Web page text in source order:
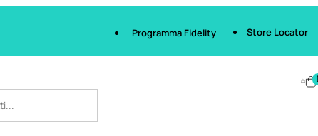
Programma Fidelity Store Locator